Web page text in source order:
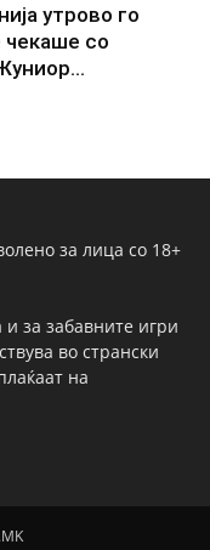
утрово го
чекаше со
за лица со 18+
и за забавните игри
во странски
на